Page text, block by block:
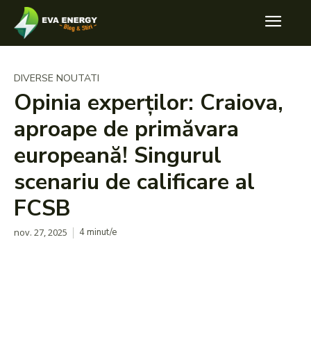
DIVERSE NOUTATI
Opinia experților: Craiova,
aproape de primăvara
europeană! Singurul
scenariu de calificare al
FCSB
nov. 27, 2025 4minut/e